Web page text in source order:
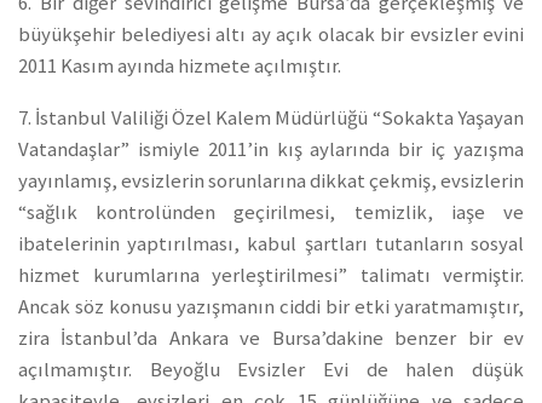
büyükşehir belediyesi altı ay açık olacak bir evsizler evini
2011 Kasım ayında hizmete açılmıştır.
7. İstanbul Valiliği Özel Kalem Müdürlüğü “Sokakta Yaşayan
Vatandaşlar” ismiyle 2011’in kış aylarında bir iç yazışma
yayınlamış, evsizlerin sorunlarına dikkat çekmiş, evsizlerin
“sağlık kontrolünden geçirilmesi, temizlik, iaşe ve
ibatelerinin yaptırılması, kabul şartları tutanların sosyal
hizmet kurumlarına yerleştirilmesi” talimatı vermiştir.
Ancak söz konusu yazışmanın ciddi bir etki yaratmamıştır,
zira İstanbul’da Ankara ve Bursa’dakine benzer bir ev
açılmamıştır. Beyoğlu Evsizler Evi de halen düşük